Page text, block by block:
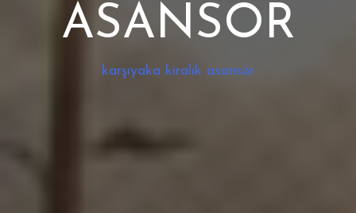
ASANSÖR
karşıyaka kiralık asansör